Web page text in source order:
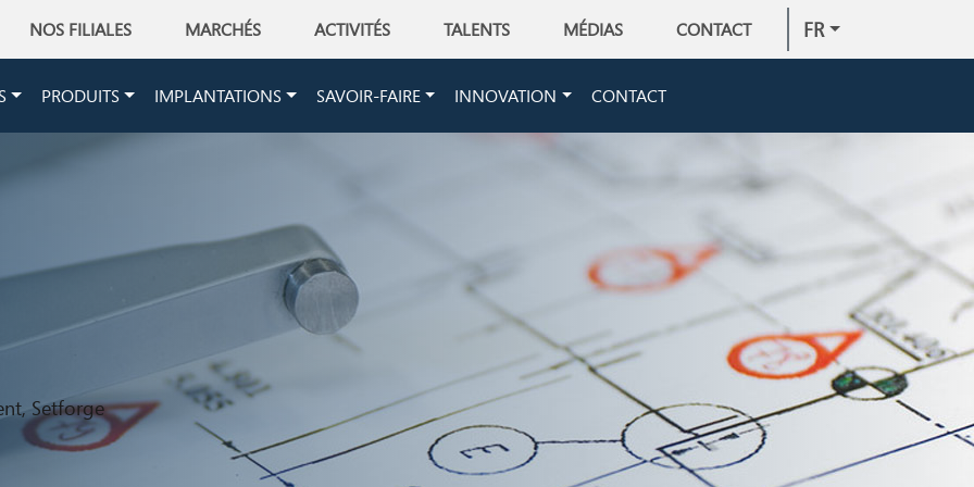
FR
NOS FILIALES MARCHÉS ACTIVITÉS TALENTS MÉDIAS CONTACT
PRODUITS IMPLANTATIONS SAVOIR-FAIRE INNOVATION CONTACT
Setforge